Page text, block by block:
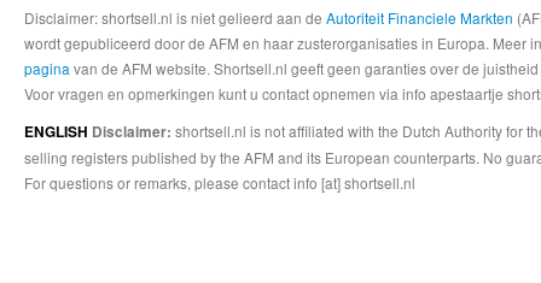
Disclaimer: shortsell.nl is niet gelieerd aan de Autoriteit Financiele Markten
wordt gepubliceerd door de AFM en haar zusterorganisaties in Europa.
pagina van de AFM website. Shortsell.nl geeft geen garanties over de
Voor vragen en opmerkingen kunt u contact opnemen via info apestaartje
ENGLISH Disclaimer: shortsell.nl is not affiliated with the Dutch Authority for
selling registers published by the AFM and its European counterparts. No
For questions or remarks, please contact info [at] shortsell.nl